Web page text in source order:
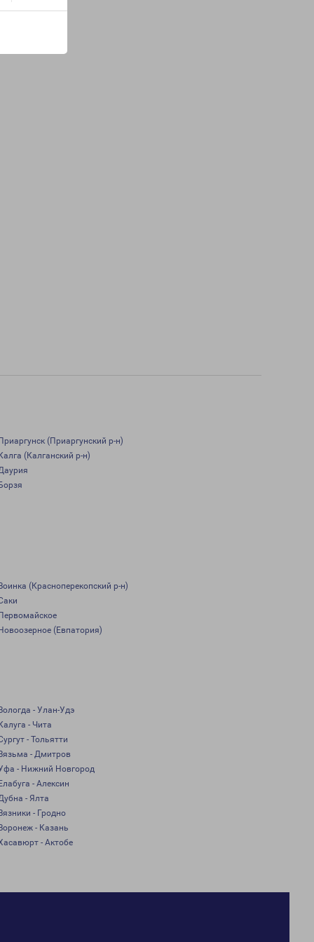
(Приаргунский р-н)
(Калганский р-н)
(Красноперекопский р-н)
(Евпатория)
- Улан-Удэ
- Чита
- Тольятти
- Дмитров
- Нижний Новгород
- Алексин
- Ялта
- Гродно
- Казань
- Актобе